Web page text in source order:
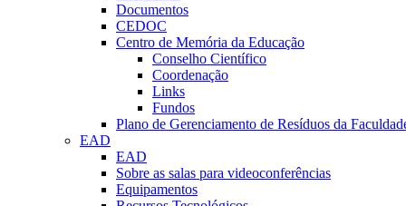
Documentos
CEDOC
Centro de Memória da Educação
Conselho Científico
Coordenação
Links
Fundos
Plano de Gerenciamento de Resíduos da
EAD
EAD
Sobre as salas para videoconferências
Equipamentos